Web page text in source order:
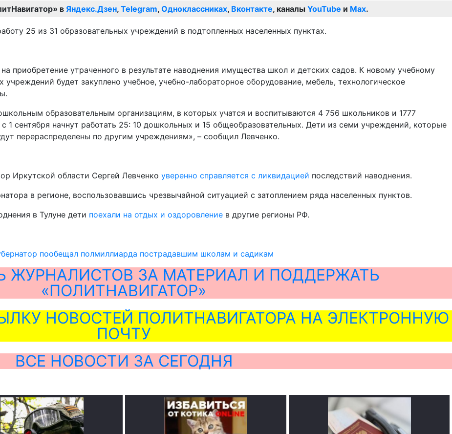
в Яндекс.Дзен, Telegram, Одноклассниках, Вконтакте, каналы YouTube и Max.
25 из 31 образовательных учреждений в подтопленных населенных пунктах.
приобретение утраченного в результате наводнения имущества школ и детских садов. К новому учебному
будет закуплено учебное, учебно-лабораторное оборудование, мебель, технологическое
образовательным организациям, в которых учатся и воспитываются 4 756 школьников и 1777
1 сентября начнут работать 25: 10 дошкольных и 15 общеобразовательных. Дети из семи учреждений, которые
перераспределены по другим учреждениям», – сообщил Левченко.
Иркутской области Сергей Левченко уверенно справляется с ликвидацией последствий наводнения.
в регионе, воспользовавшись чрезвычайной ситуацией с затоплением ряда населенных пунктов.
в Тулуне дети поехали на отдых и оздоровление в другие регионы РФ.
пообещал полмиллиарда пострадавшим школам и садикам
ЖУРНАЛИСТОВ ЗА МАТЕРИАЛ И ПОДДЕРЖАТЬ
«ПОЛИТНАВИГАТОР»
НОВОСТЕЙ ПОЛИТНАВИГАТОРА НА ЭЛЕКТРОННУЮ
ПОЧТУ
ВСЕ НОВОСТИ ЗА СЕГОДНЯ